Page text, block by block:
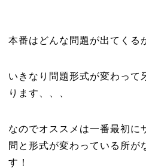
本番はどんな問題が出てくる
いきなり問題形式が変わって
ります、、、
なのでオススメは一番最初に
問と形式が変わっている所が
す！